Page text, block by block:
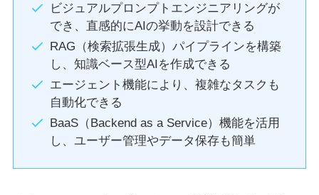
ビジュアルプロンプトエンジニアリングが
でき、直感的にAIの挙動を設計できる
RAG（検索拡張生成）パイプラインを構築
し、知識ベース型AIを作成できる
エージェント機能により、複雑なタスクも
自動化できる
BaaS（Backend as a Service）機能を活用
し、ユーザー管理やデータ保存も簡単